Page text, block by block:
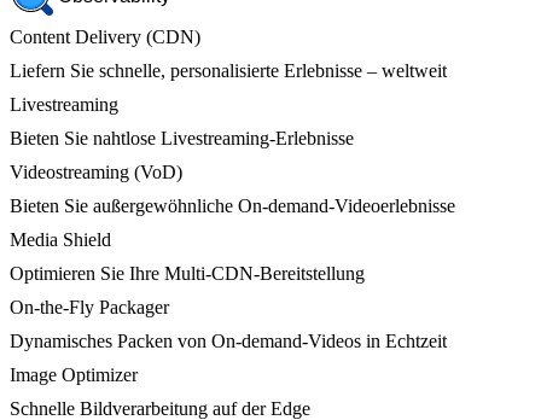
Content Delivery (CDN)
Liefern Sie schnelle, personalisierte Erlebnisse – weltweit
Livestreaming
Bieten Sie nahtlose Livestreaming-Erlebnisse
Videostreaming (VoD)
Bieten Sie außergewöhnliche On-demand-Videoerlebnisse
Media Shield
Optimieren Sie Ihre Multi-CDN-Bereitstellung
On-the-Fly Packager
Dynamisches Packen von On-demand-Videos in Echtzeit
Image Optimizer
Schnelle Bildverarbeitung auf der Edge